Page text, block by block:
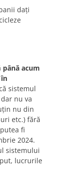
dați
până acum
sistemul
nu va
nu din
etc.) fără
fi
2024.
sistemului
lucrurile